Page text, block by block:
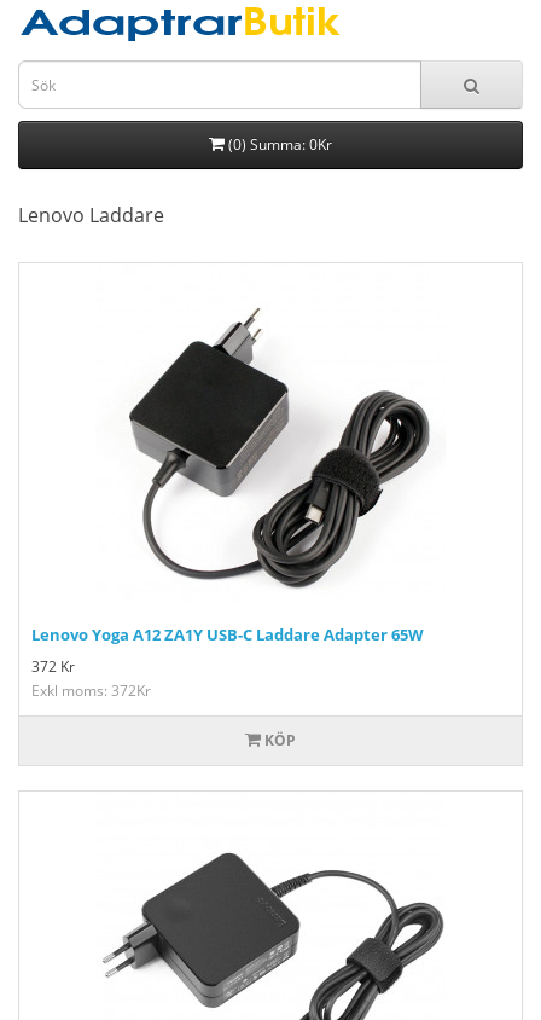
(0) Summa: 0Kr
Lenovo Laddare
Lenovo Yoga A12 ZA1Y USB-C Laddare Adapter 65W
372 Kr
Exkl moms: 372Kr
KÖP